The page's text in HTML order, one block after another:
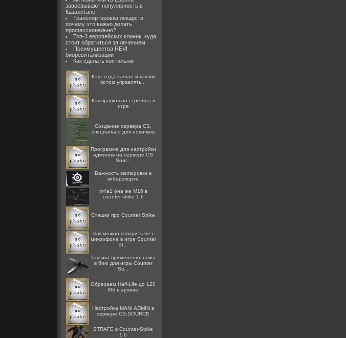
завоевывают популярность в
Казахстане
Транспортировка лекарств:
почему это важно делать
профессионально?
Топ-3 европейских клиник, куда
стоит обратиться за лечением
Преимущества REVI
биоревитализации
Как сделать коптильню
Как создать клан и как им
потом управлять...
Как правильно стрелять в
игре
Создание сервера CS,
специально для новичков
Программа для настройки
админов на сервере CS
Sour...
Важность экипировки в
киберспорте
m4a1 она же M16 в
counter strike 1.6
Стишки про Counter Strike
Как можно говорить без
микрофона в игре Counter
St...
Тактика применения ножа
в бою для игры Counter
Str...
Обрезаем Half-Life до 120
Мб в архиве
Настройка MANI ADMIN в
сервере CS:SOURCE
STRAFE в Counter-Strike
1.6